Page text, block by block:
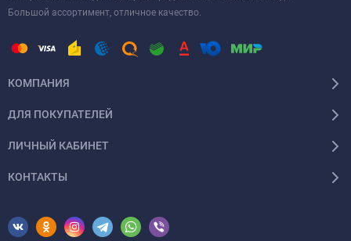
Большой ассортимент, отличное качество.
КОМПАНИЯ
ДЛЯ ПОКУПАТЕЛЕЙ
ЛИЧНЫЙ КАБИНЕТ
КОНТАКТЫ